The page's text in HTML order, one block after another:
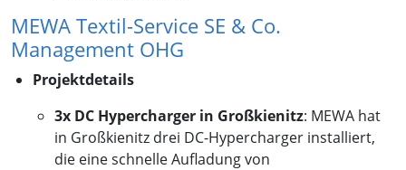
MEWA Textil-Service SE & Co.
Management OHG
Projektdetails
3x DC Hypercharger in Großkienitz: MEWA hat
in Großkienitz drei DC-Hypercharger installiert,
die eine schnelle Aufladung von